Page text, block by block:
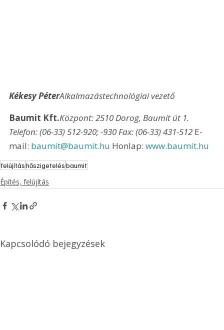
Kékesy PéterAlkalmazástechnológiai vezető
Baumit Kft.Központ: 2510 Dorog, Baumit út 1.
Telefon: (06-33) 512-920; -930 Fax: (06-33) 431-512 E-
mail: baumit@baumit.hu Honlap: www.baumit.hu
felújításhőszigetelésbaumit
Építés, felújítás
Kapcsolódó bejegyzések